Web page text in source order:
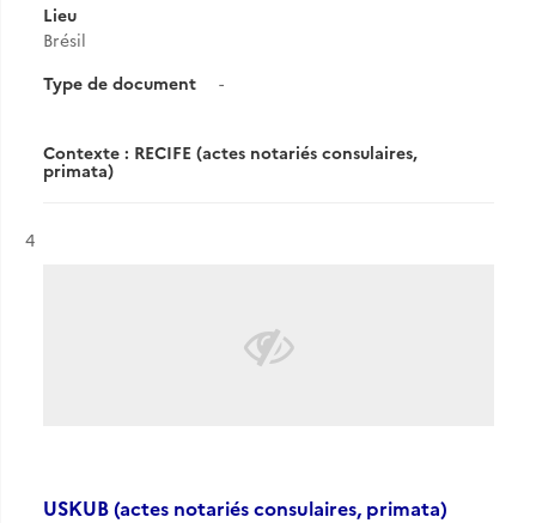
Lieu
Brésil
Type de document
-
Contexte : RECIFE (actes notariés consulaires,
primata)
Résultat n°
4
USKUB (actes notariés consulaires, primata)